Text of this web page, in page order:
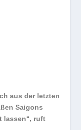
aus der letzten
Saigons
lassen“, ruft